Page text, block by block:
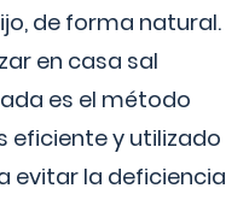
de forma natural.
en casa sal
es el método
eficiente y utilizado
evitar la deficiencia